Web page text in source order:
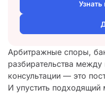
Арбитражные споры,
разбирательства
консультации — это
И упустить подходящий